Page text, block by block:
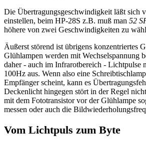
Die Übertragungsgeschwindigkeit läßt sich
einstellen, beim HP-28S z.B. muß man 52
höhere von zwei Geschwindigkeiten zu
Äußerst störend ist übrigens konzentriertes
Glühlampen werden mit Wechselspannung
daher - auch im Infrarotbereich - Lichtpulse
100Hz aus. Wenn also eine
Empfänger scheint, kann es
Deckenlicht hingegen stört in der Regel
mit dem Fototransistor vor der Glühlampe
messen oder auch die
Vom Lichtpuls zum Byte